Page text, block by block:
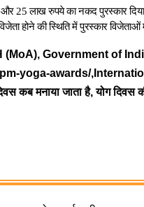
और 25 लाख रुपये का नकद पुरस्‍कार
होने की स्थिति में पुरस्‍कार विजेताओं
(MoA), Government of
yoga-awards/
कब मनाया जाता है, योग